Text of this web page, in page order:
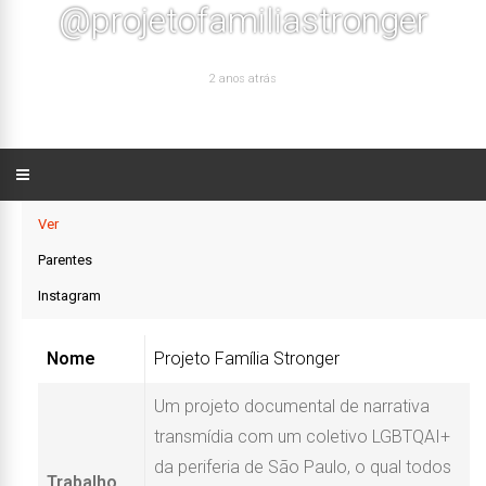
@projetofamiliastronger
2 anos atrás
Ver
Parentes
Instagram
Nome Projeto Família Stronger
Um projeto documental de narrativa
transmídia com um coletivo LGBTQAI+
da periferia de São Paulo, o qual todos